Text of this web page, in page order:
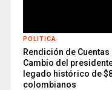
POLITICA
Rendición de
Cambio del
legado histórico de
colombianos